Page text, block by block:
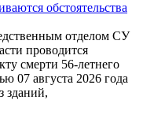
обстоятельства
отделом СУ
проводится
смерти 56-летнего
07 августа 2026 года
зданий,